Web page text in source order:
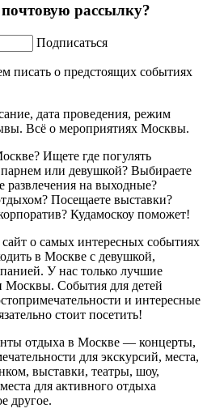
рассылку?
Подписаться
писать о предстоящих событиях
дата проведения, режим
Всё о мероприятиях Москвы.
Ищете где погулять
парнем или девушкой? Выбираете
развлечения на выходные?
Посещаете выставки?
Кудамоскоу поможет!
о самых интересных событиях
в Москве с девушкой,
У нас только лучшие
Москвы. События для детей
и интересные
стоит посетить!
отдыха в Москве — концерты,
для экскурсий, места,
выставки, театры, шоу,
для активного отдыха
другое.